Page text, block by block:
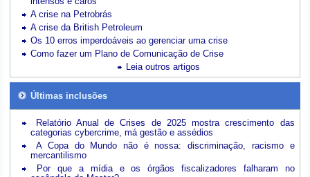
A crise na Petrobrás
A crise da British Petroleum
Os 10 erros imperdoáveis ao gerenciar uma crise
Como fazer um Plano de Comunicação de Crise
Leia outros artigos
Últimas inclusões
Relatório Anual de Crises de 2025 mostra crescimento das
categorias cybercrime, má gestão e assédios
A Copa do Mundo não é nossa: discriminação, racismo e
mercantilismo
Por que a mídia e os órgãos fiscalizadores falharam no